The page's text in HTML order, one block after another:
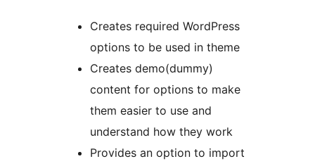
Creates required WordPress
options to be used in theme
Creates demo(dummy)
content for options to make
them easier to use and
understand how they work
Provides an option to import